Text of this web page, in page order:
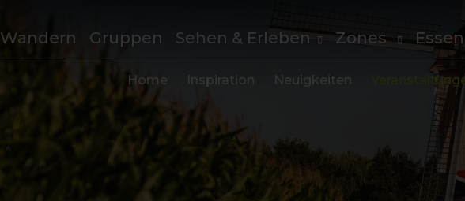
Wandern Gruppen Sehen & Erleben Zones
Home Inspiration Neuigkeiten